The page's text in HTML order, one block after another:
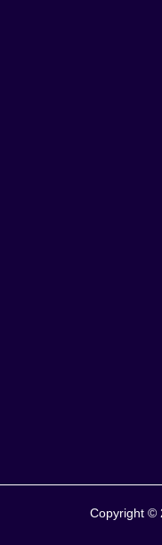
Copyright ©